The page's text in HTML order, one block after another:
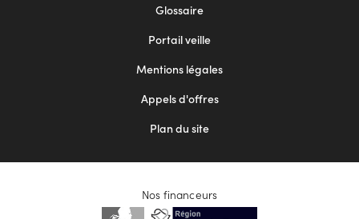
Glossaire
Portail veille
Mentions légales
Appels d'offres
Plan du site
Nos financeurs